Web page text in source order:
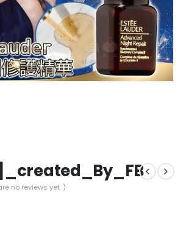
no reviews yet. )